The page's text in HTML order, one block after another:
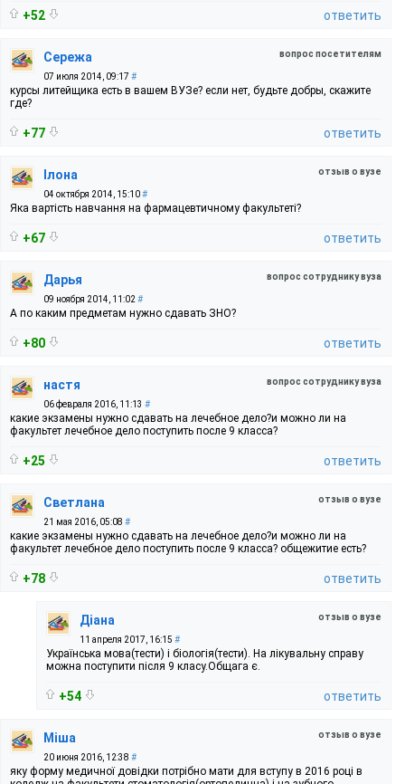
+52 ответить
вопрос посетителям
Сережа
07 июля 2014, 09:17 #
курсы литейщика есть в вашем ВУЗе? если нет, будьте добры, скажите
где?
+77 ответить
отзыв о вузе
Iлона
04 октября 2014, 15:10#
Яка вартiсть навчання на фармацевтичному факультетi?
+67 ответить
вопрос сотруднику вуза
Дарья
09 ноября 2014, 11:02 #
А по каким предметам нужно сдавать ЗНО?
+80 ответить
вопрос сотруднику вуза
настя
06 февраля 2016, 11:13 #
какие экзамены нужно сдавать на лечебное дело?и можно ли на
факультет лечебное дело поступить после 9 класса?
+25 ответить
отзыв о вузе
Светлана
21 мая 2016, 05:08 #
какие экзамены нужно сдавать на лечебное дело?и можно ли на
факультет лечебное дело поступить после 9 класса? общежитие есть?
+78 ответить
отзыв о вузе
Діана
11 апреля 2017, 16:15 #
Українська мова(тести) і біологія(тести). На лікувальну справу
можна поступити після 9 класу.Общага є.
+54 ответить
отзыв о вузе
Міша
20 июня 2016, 12:38 #
яку форму медичної довідки потрібно мати для вступу в 2016 році в